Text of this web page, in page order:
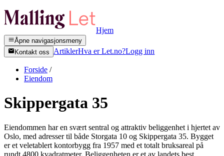
Hjem
Åpne navigasjonsmeny
Kontakt oss
ArtiklerHva er Let.no?Logg inn
Forside /
Eiendom
Skippergata 35
Eiendommen har en svært sentral og attraktiv beliggenhet i hjertet av
Oslo, med adresser til både Storgata 10 og Skippergata 35. Bygget
er et veletablert kontorbygg fra 1957 med et totalt bruksareal på
rundt 4800 kvadratmeter. Beliggenheten er et av landets best